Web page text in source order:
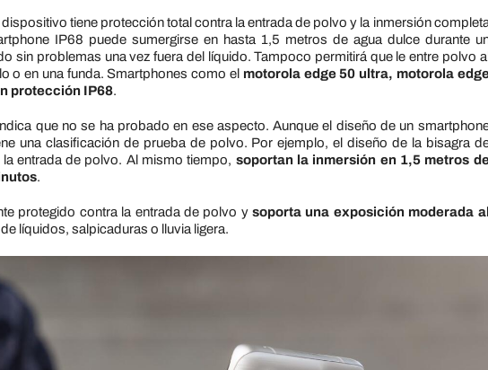
dispositivo tiene protección total contra la entrada de polvo y la inmersión completa
IP68 puede sumergirse en hasta 1,5 metros de agua dulce durante
sin problemas una vez fuera del líquido. Tampoco permitirá que le entre polvo al
o en una funda. Smartphones como el motorola edge 50 ultra, motorola
protección IP68.
que no se ha probado en ese aspecto. Aunque el diseño de un
una clasificación de prueba de polvo. Por ejemplo, el diseño de la bisagra
la entrada de polvo. Al mismo tiempo, soportan la inmersión en 1,5 metros
.
protegido contra la entrada de polvo ysoporta una exposición moderada al
líquidos, salpicaduras o lluvia ligera.